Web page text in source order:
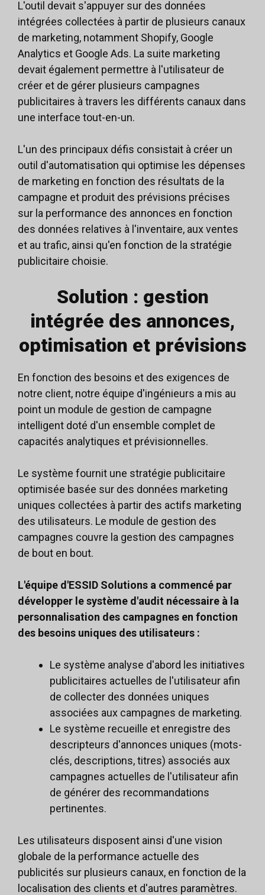
L'outil devait s'appuyer sur des données
intégrées collectées à partir de plusieurs canaux
de marketing, notamment Shopify, Google
Analytics et Google Ads. La suite marketing
devait également permettre à l'utilisateur de
créer et de gérer plusieurs campagnes
publicitaires à travers les différents canaux dans
une interface tout-en-un.
L'un des principaux défis consistait à créer un
outil d'automatisation qui optimise les dépenses
de marketing en fonction des résultats de la
campagne et produit des prévisions précises
sur la performance des annonces en fonction
des données relatives à l'inventaire, aux ventes
et au trafic, ainsi qu'en fonction de la stratégie
publicitaire choisie.
Solution : gestion
intégrée des annonces,
optimisation et prévisions
En fonction des besoins et des exigences de
notre client, notre équipe d'ingénieurs a mis au
point un module de gestion de campagne
intelligent doté d'un ensemble complet de
capacités analytiques et prévisionnelles.
Le système fournit une stratégie publicitaire
optimisée basée sur des données marketing
uniques collectées à partir des actifs marketing
des utilisateurs. Le module de gestion des
campagnes couvre la gestion des campagnes
de bout en bout.
L'équipe d'ESSID Solutions a commencé par
développer le système d'audit nécessaire à la
personnalisation des campagnes en fonction
des besoins uniques des utilisateurs :
Le système analyse d'abord les initiatives
publicitaires actuelles de l'utilisateur afin
de collecter des données uniques
associées aux campagnes de marketing.
Le système recueille et enregistre des
descripteurs d'annonces uniques (mots-
clés, descriptions, titres) associés aux
campagnes actuelles de l'utilisateur afin
de générer des recommandations
pertinentes.
Les utilisateurs disposent ainsi d'une vision
globale de la performance actuelle des
publicités sur plusieurs canaux, en fonction de la
localisation des clients et d'autres paramètres.